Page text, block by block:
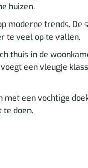
huizen.
moderne trends.
te veel op te vallen.
thuis in de
een vleugje
een vochtige
doen.